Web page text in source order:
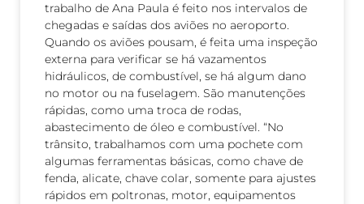
trabalho de Ana Paula é feito nos intervalos de
chegadas e saídas dos aviões no aeroporto.
Quando os aviões pousam, é feita uma inspeção
externa para verificar se há vazamentos
hidráulicos, de combustível, se há algum dano
no motor ou na fuselagem. São manutenções
rápidas, como uma troca de rodas,
abastecimento de óleo e combustível. “No
trânsito, trabalhamos com uma pochete com
algumas ferramentas básicas, como chave de
fenda, alicate, chave colar, somente para ajustes
rápidos em poltronas, motor, equipamentos